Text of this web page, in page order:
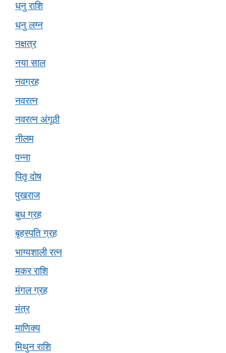
धनु राशि
धनु लग्न
नक्षत्र
नया साल
नवग्रह
नवरत्न
नवरत्न अंगूठी
नीलम
पन्ना
पितृ दोष
पुखराज
बुध ग्रह
बृहस्पति ग्रह
भाग्यशाली रत्न
मकर राशि
मंगल ग्रह
मंत्र
माणिक्य
मिथुन राशि